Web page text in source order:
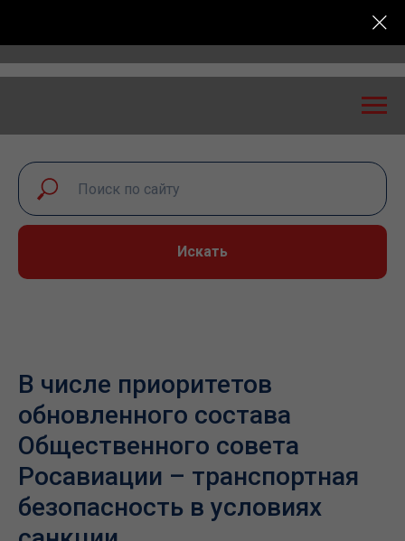
экспертный диалог – 2026» пройдет в Самаре 24-
Искать
В числе приоритетов
обновленного состава
Общественного совета
Росавиации – транспортная
безопасность в условиях